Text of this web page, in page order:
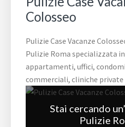
Colosseo
Pulizie Case Vacanze
Pulizie Roma specializzata
appartamenti, uffici,
commerciali, cliniche private
Stai cercando
Pulizie